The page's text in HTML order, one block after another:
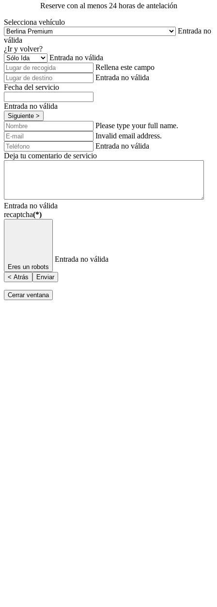
Reserve con al menos 24 horas de antelación
Selecciona vehículo
Entrada no
válida
¿Ir y volver?
Entrada no válida
Rellena este campo
Entrada no válida
Fecha del servicio
Entrada no válida
Siguiente >
Please type your full name.
Invalid email address.
Entrada no válida
Deja tu comentario de servicio
Entrada no válida
recaptcha(*)
Eres un robots
Entrada no válida
< Atrás Enviar
Cerrar ventana